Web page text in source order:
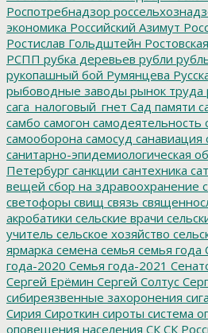
Роспотребнадзор
экономика Российский Азимут
Ростислав Гольдштейн
РСПП рубка деревьев рубли
рукопашный бой Румянцева
рыбоводные заводы рынок труда
сага_налоговый_гнет Сад памяти
самбо самогон самодеятельность
самооборона самосуд санавиация
санитарно-эпидемиологическая
Петербург санкции сантехника
вещей сбор на здравоохранение
светофоры свищ связь
акробатики сельские врачи
учитель сельское хозяйство
ярмарка семена семья семья года
года-2020 Семья года-2021
Сергей Ерёмин Сергей Солтус
сибиреязвенные захоронения
Сирия Сироткин сироты система
оповещения населения СК СК